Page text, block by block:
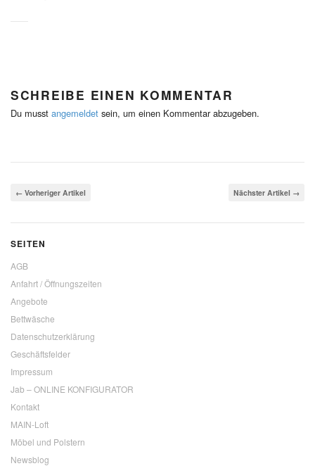
SCHREIBE EINEN KOMMENTAR
Du musst angemeldet sein, um einen Kommentar abzugeben.
Nächster Artikel →
← Vorheriger Artikel
SEITEN
AGB
Anfahrt / Öffnungszeiten
Angebote
Bettwäsche
Datenschutzerklärung
Geschäftsfelder
Impressum
Jab – ONLINE KONFIGURATOR
Kontakt
MAIN-Loft
Möbel und Polstern
Newsblog